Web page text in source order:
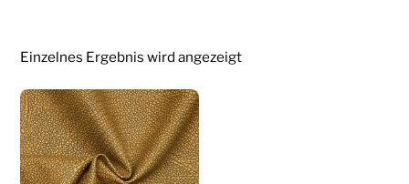
Einzelnes Ergebnis wird angezeigt